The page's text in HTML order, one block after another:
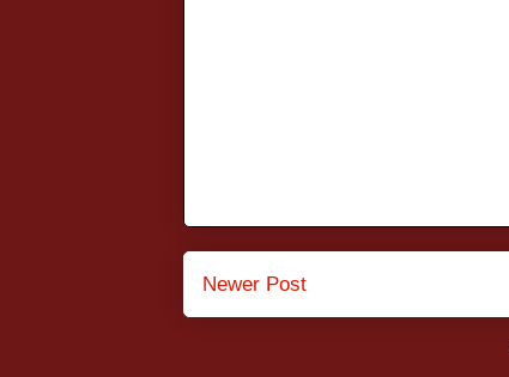
Newer Post